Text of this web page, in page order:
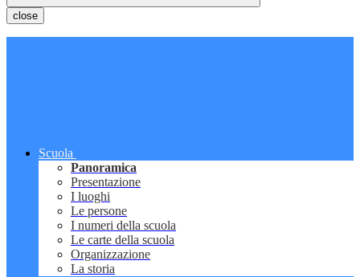
close
Scuola
Panoramica
Presentazione
I luoghi
Le persone
I numeri della scuola
Le carte della scuola
Organizzazione
La storia